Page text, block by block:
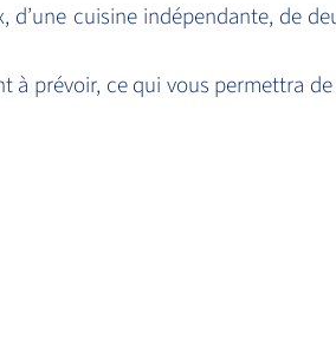
cuisine indépendante, de
à prévoir, ce qui vous permettra